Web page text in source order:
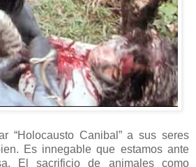
“Holocausto Canibal” a sus seres
Es innegable que estamos ante
El sacrificio de animales como